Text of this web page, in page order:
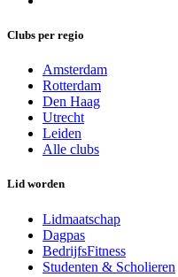
Clubs per regio
Amsterdam
Rotterdam
Den Haag
Utrecht
Leiden
Alle clubs
Lid worden
Lidmaatschap
Dagpas
BedrijfsFitness
Studenten & Scholieren